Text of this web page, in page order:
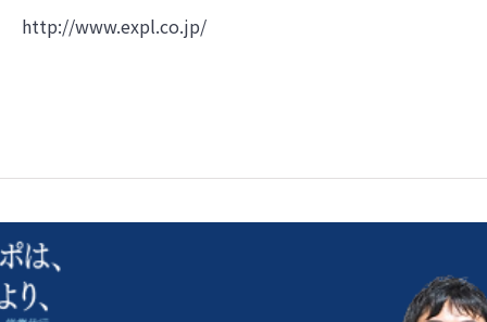
http://www.expl.co.jp/